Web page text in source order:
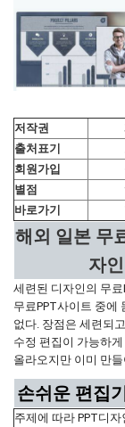
저작권
출처표기
회원가입
별점
바로가기
해외 일본 무
자
세련된 디자인의 무
무료PPT사이트 중에
없다. 장점은 세련되
수정 편집이 가능하
올라오지만 이미 만
손쉬운 편집
주제에 따라 PPT디